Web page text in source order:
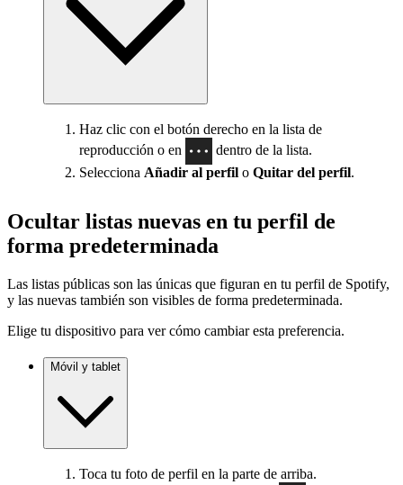
Haz clic con el botón derecho en la lista de
reproducción o en
dentro de la lista.
Selecciona Añadir al perfil o Quitar del perfil.
Ocultar listas nuevas en tu perfil de
forma predeterminada
Las listas públicas son las únicas que figuran en tu perfil de Spotify,
y las nuevas también son visibles de forma predeterminada.
Elige tu dispositivo para ver cómo cambiar esta preferencia.
Móvil y tablet
Toca tu foto de perfil en la parte de arriba.